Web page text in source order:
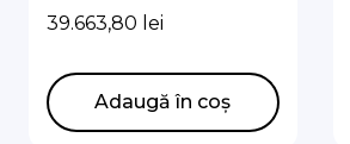
R410A 12kw cu boiler
39.663,80 lei
Adaugă în coș